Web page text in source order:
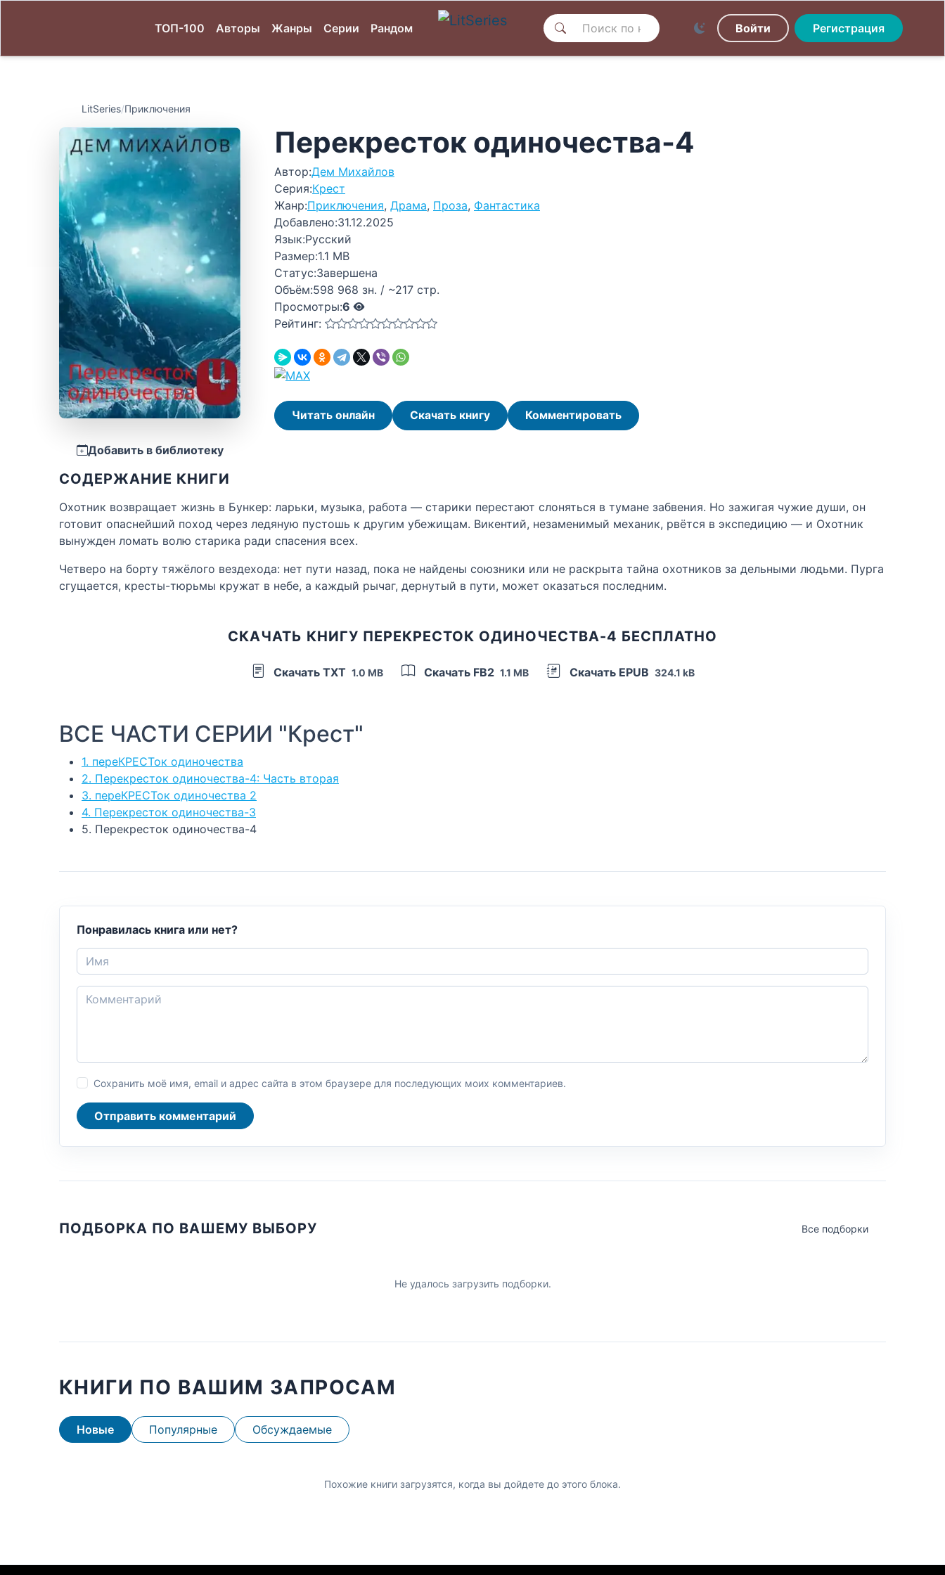
ТОП-100 Авторы Жанры Серии Рандом Войти Регистрация
LitSeries/Приключения
Добавить в библиотеку
Перекресток одиночества-4
Автор:Дем Михайлов
Серия:Крест
Жанр:Приключения, Драма, Проза, Фантастика
Добавлено:31.12.2025
Язык:Русский
Размер:1.1 MB
Статус:Завершена
Объём:598 968 зн. / ~217 стр.
Просмотры:6
Рейтинг:
Читать онлайн Скачать книгу Комментировать
СОДЕРЖАНИЕ КНИГИ
Охотник возвращает жизнь в Бункер: ларьки, музыка, работа — старики перестают слоняться в тумане забвения. Но зажигая чужие души, он
готовит опаснейший поход через ледяную пустошь к другим убежищам. Викентий, незаменимый механик, рвётся в экспедицию — и Охотник
вынужден ломать волю старика ради спасения всех.
Четверо на борту тяжёлого вездехода: нет пути назад, пока не найдены союзники или не раскрыта тайна охотников за дельными людьми. Пурга
сгущается, кресты-тюрьмы кружат в небе, а каждый рычаг, дернутый в пути, может оказаться последним.
СКАЧАТЬ КНИГУ ПЕРЕКРЕСТОК ОДИНОЧЕСТВА-4 БЕСПЛАТНО
Скачать TXT 1.0 MB Скачать FB2 1.1 MB Скачать EPUB 324.1 kB
ВСЕ ЧАСТИ СЕРИИ "Крест"
1. переКРЕСТок одиночества
2. Перекресток одиночества-4: Часть вторая
3. переКРЕСТок одиночества 2
4. Перекресток одиночества-3
5. Перекресток одиночества-4
Понравилась книга или нет?
Сохранить моё имя, email и адрес сайта в этом браузере для последующих моих комментариев.
Отправить комментарий
ПОДБОРКА ПО ВАШЕМУ ВЫБОРУ Все подборки
Не удалось загрузить подборки.
КНИГИ ПО ВАШИМ ЗАПРОСАМ
Новые Популярные Обсуждаемые
Похожие книги загрузятся, когда вы дойдете до этого блока.